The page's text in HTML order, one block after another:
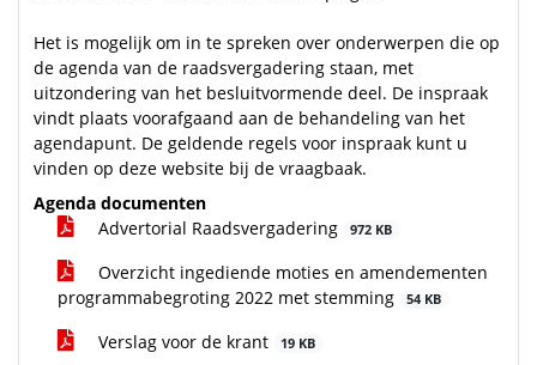
Het is mogelijk om in te spreken over onderwerpen die op
de agenda van de raadsvergadering staan, met
uitzondering van het besluitvormende deel. De inspraak
vindt plaats voorafgaand aan de behandeling van het
agendapunt. De geldende regels voor inspraak kunt u
vinden op deze website bij de vraagbaak.
Agenda documenten
Advertorial Raadsvergadering
972 KB
Overzicht ingediende moties en amendementen
programmabegroting 2022 met stemming
54 KB
Verslag voor de krant 19 KB